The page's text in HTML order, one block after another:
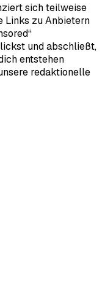
sich teilweise
Links zu Anbietern
und abschließt,
entstehen
redaktionelle